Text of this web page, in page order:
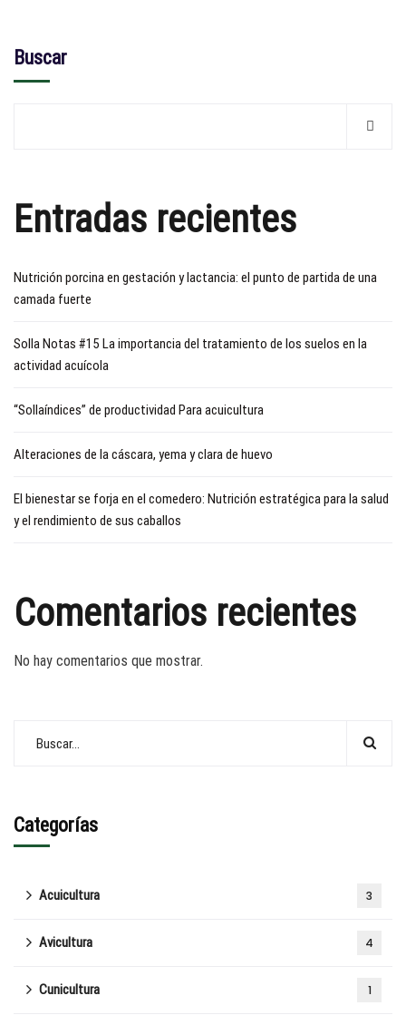
Buscar
Entradas recientes
Nutrición porcina en gestación y lactancia: el punto de partida de una
camada fuerte
Solla Notas #15 La importancia del tratamiento de los suelos en la
actividad acuícola
“Sollaíndices” de productividad Para acuicultura
Alteraciones de la cáscara, yema y clara de huevo
El bienestar se forja en el comedero: Nutrición estratégica para la salud
y el rendimiento de sus caballos
Comentarios recientes
No hay comentarios que mostrar.
Categorías
Acuicultura 3
Avicultura 4
Cunicultura 1